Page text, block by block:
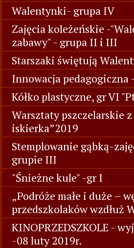
Walentynki- grupa IV
Zajęcia koleżeńskie -
zabawy" - grupa II i III
Starszaki świętują
Innowacja pedagogiczna
Kółko plastyczne, gr VI
Warsztaty pszczelarskie
iskierka”2019
Stemplowanie gąbką-
grupie III
"Śnieżne kule" -gr I
„Podróże małe i duże –
przedszkolaków wzdłuż
KINOPRZEDSZKOLE -
-08 luty 2019r.